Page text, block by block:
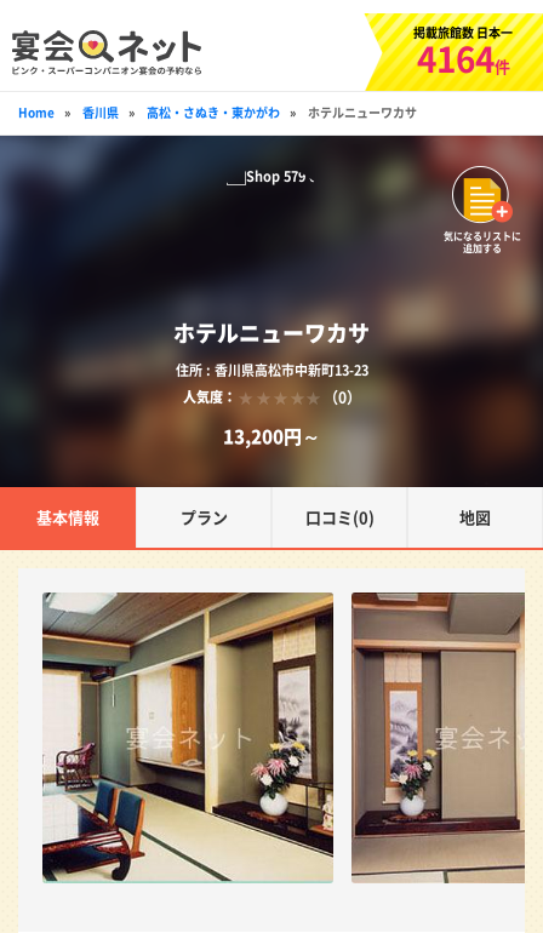
掲載旅館数 日本一
4164件
Home » 香川県 » 高松・さぬき・東かがわ » ホテルニューワカサ
ホテルニューワカサ
住所 : 香川県高松市中新町13-23
人気度：
（0）
13,200円～
気になるリストに
追加する
基本情報 プラン 口コミ(0) 地図